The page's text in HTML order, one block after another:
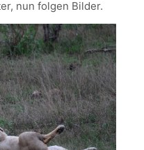
nun folgen Bilder.